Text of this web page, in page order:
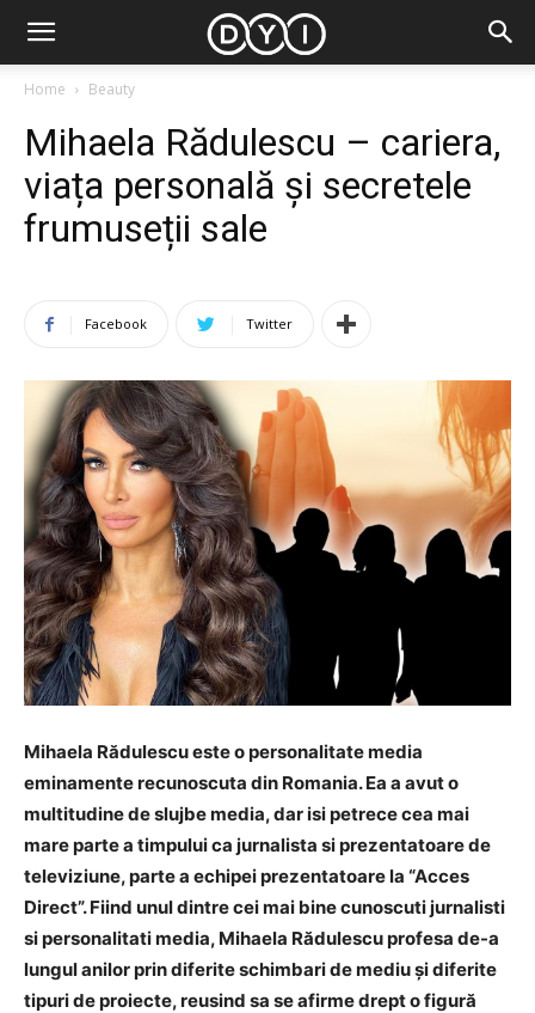
Home Beauty
Mihaela Rădulescu – cariera,
viața personală și secretele
frumuseții sale
Facebook Twitter
Mihaela Rădulescu este o personalitate media
eminamente recunoscuta din Romania. Ea a avut o
multitudine de slujbe media, dar isi petrece cea mai
mare parte a timpului ca jurnalista si prezentatoare de
televiziune, parte a echipei prezentatoare la “Acces
Direct”. Fiind unul dintre cei mai bine cunoscuti jurnalisti
si personalitati media, Mihaela Rădulescu profesa de-a
lungul anilor prin diferite schimbari de mediu și diferite
tipuri de proiecte, reusind sa se afirme drept o figură